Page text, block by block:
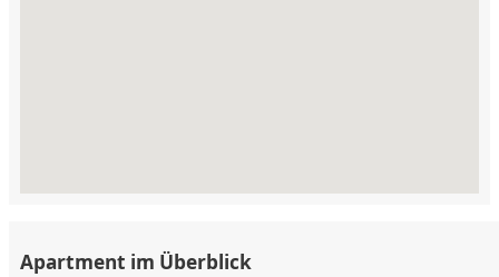
Apartment im Überblick